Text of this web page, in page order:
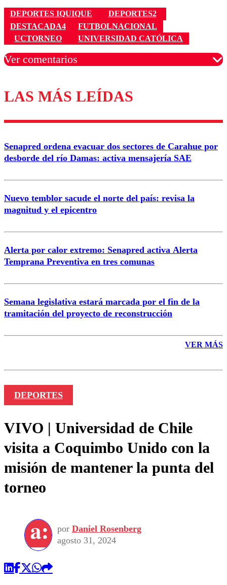
DEPORTES IQUIQUE
DEPORTES2
DESTACADA4
FUTBOLNACIONAL
UCTORNEO
UNIVERSIDAD CATÓLICA
Ver comentarios
Los comentarios son moderados para garantizar un
diálogo respetuoso.
Correo
LAS MÁS LEÍDAS
Senapred ordena evacuar dos sectores de Carahue por
desborde del río Damas: activa mensajería SAE
Nuevo temblor sacude el norte del país: revisa la
magnitud y el epicentro
Alerta por calor extremo: Senapred activa Alerta
Temprana Preventiva en tres comunas
Semana legislativa estará marcada por el fin de la
tramitación del proyecto de reconstrucción
VER MÁS
DEPORTES
VIVO | Universidad de Chile
visita a Coquimbo Unido con la
misión de mantener la punta del
torneo
por Daniel Rosenberg
agosto 31, 2024